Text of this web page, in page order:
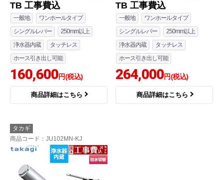
TB 工事費込
一般地
ワンホールタイプ
シングルレバー
250mm以上
浄水器内蔵
タッチレス
ホース引き出し可能
160,600円(税込)
商品詳細はこちら
TB 工事費込
一般地
ワンホールタイプ
シングルレバー
250mm以上
浄水器内蔵
タッチレス
ホース引き出し可能
264,000円(税込)
商品詳細はこちら
タカギ
商品コード ：JU102MN-KJ